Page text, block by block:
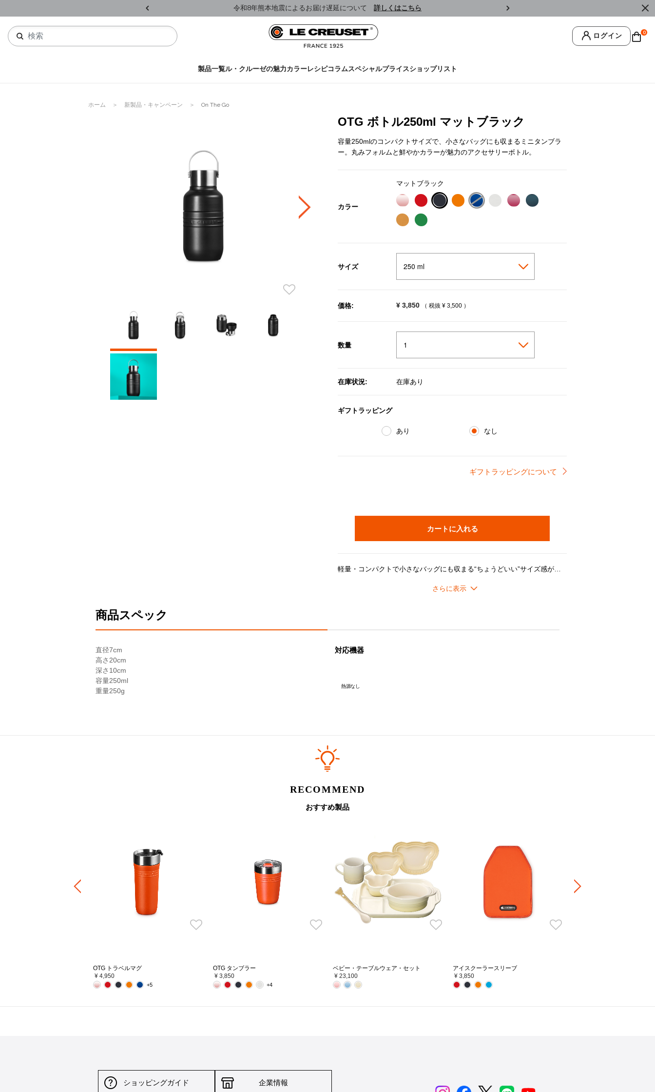
令和8年熊本地震によるお届け遅延について 詳しくはこちら ￥
ログイン 0
製品一覧ル・クルーゼの魅力カラーレシピコラムスペシャルプライスショップリスト
ホーム 新製品・キャンペーン On The Go
OTG ボトル250ml マットブラック
容量250mlのコンパクトサイズで、小さなバッグにも収まるミニタンブラ
ー。丸みフォルムと鮮やかカラーが魅力のアクセサリーボトル。
カラー
マットブラック
サイズ
価格: ¥ 3,850 （ 税抜 ¥ 3,500 ）
数量
在庫状況: 在庫あり
ギフトラッピング
あり なし
ギフトラッピングについて
カートに入れる
＊ギフトラッピング選択時の注意事項＊
・熱い飲み物を入れる場合、火傷や怪我のリスクを避けるため、必ず注意して開き、注ぎ、お飲みください。
・飲食物は長時間の保管を避け、なるべく早めにお召し上がりください。
フタ：[カラー部分]ポリプロピレン、[パッキン]シリコーンゴム、[金属部分]ステンレス鋼
商品スペック
直径7cm
高さ 20cm
深さ 10cm
容量250ml
重量250g
対応機器
熱源なし
RECOMMEND
おすすめ製品
OTG トラベルマグ
¥ 4,950
+5
OTG タンブラー
¥ 3,850
+4
ベビー・テーブルウェア・セット
¥ 23,100
アイスクーラースリーブ
¥ 3,850
ショッピングガイド 企業情報